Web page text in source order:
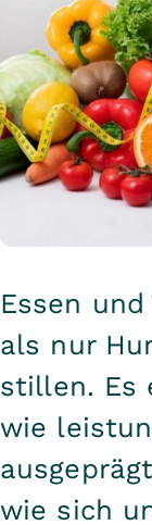
Essen
als nur
stillen. Es
wie
wie sich